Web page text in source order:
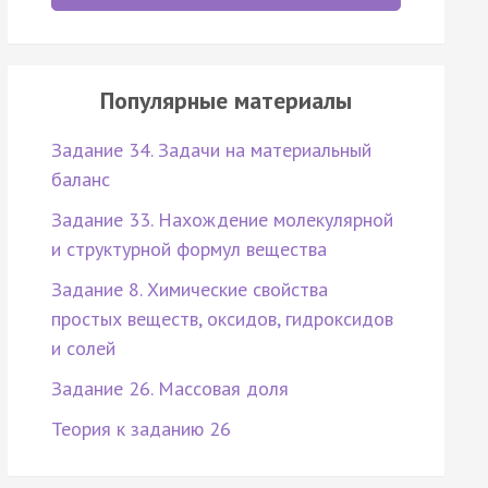
Популярные материалы
Задание 34. Задачи на материальный
баланс
Задание 33. Нахождение молекулярной
и структурной формул вещества
Задание 8. Химические свойства
простых веществ, оксидов, гидроксидов
и солей
Задание 26. Массовая доля
Теория к заданию 26